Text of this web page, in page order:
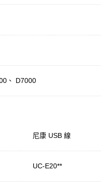
、 D7000
尼康 USB 線
UC-E20**